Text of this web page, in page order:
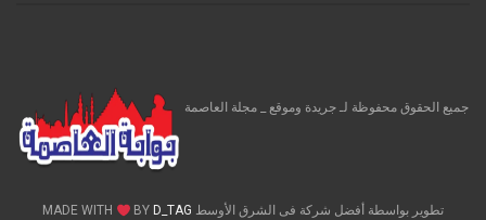
جميع الحقوق محفوظة لـ جريدة وموقع _ مجلة العاصمة
تطوير بواسطة أفضل شركة فى الشرق الأوسط MADE WITH BY D_TAG